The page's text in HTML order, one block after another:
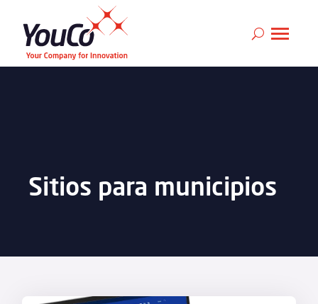
Sitios para municipios